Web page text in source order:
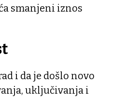
smanjeni iznos
i da je došlo novo
uključivanja i